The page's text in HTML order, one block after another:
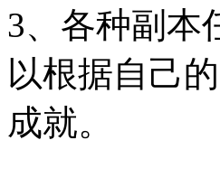
3、各种副本
以根据自己
成就。